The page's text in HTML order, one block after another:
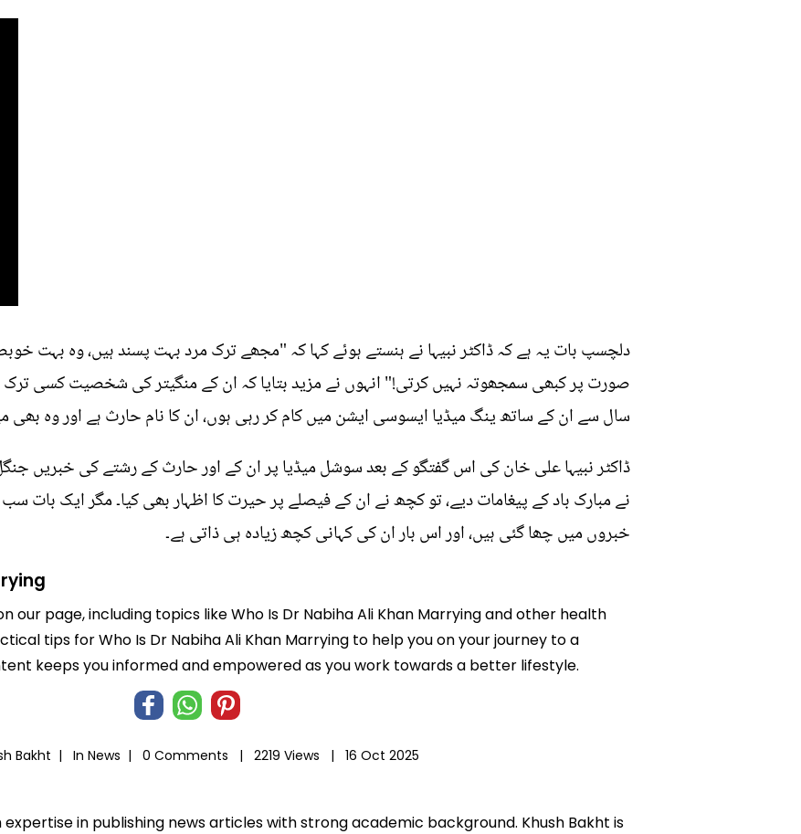
دلچسپ بات یہ ہے کہ ڈاکٹر نبیہا نے ہنستے ہوئے کہا کہ "مجھے ترک مرد بہت پسند ہیں، وہ بہت
صورت پر کبھی سمجھوتہ نہیں کرتی!" انہوں نے مزید بتایا کہ ان کے منگیتر کی شخصیت کسی
سال سے ان کے ساتھ ینگ میڈیا ایسوسی ایشن میں کام کر رہی ہوں، ان کا نام حارث ہے اور وہ بھی
ڈاکٹر نبیہا علی خان کی اس گفتگو کے بعد سوشل میڈیا پر ان کے اور حارث کے رشتے کی خبریں
نے مبارک باد کے پیغامات دیے، تو کچھ نے ان کے فیصلے پر حیرت کا اظہار بھی کیا۔ مگر ایک بات سب
خبروں میں چھا گئی ہیں، اور اس بار ان کی کہانی کچھ زیادہ ہی ذاتی ہے۔
our page, including topics like Who Is Dr Nabiha Ali Khan Marrying and other health
tips for Who Is Dr Nabiha Ali Khan Marrying to help you on your journey to a
keeps you informed and empowered as you work towards a better lifestyle.
Bakht | In News | 0 Comments | 2219 Views | 16 Oct 2025
in publishing news articles with strong academic background. Khush Bakht is